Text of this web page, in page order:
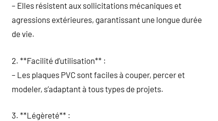
– Elles résistent aux sollicitations mécaniques et
agressions extérieures, garantissant une longue durée
de vie.
2. **Facilité d’utilisation** :
– Les plaques PVC sont faciles à couper, percer et
modeler, s’adaptant à tous types de projets.
3. **Légèreté** :